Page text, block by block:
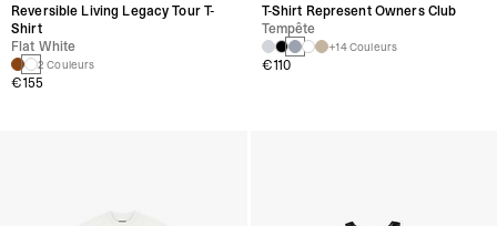
Reversible Living Legacy Tour T-
Shirt
Flat White
2 Couleurs
€155
T-Shirt Represent Owners Club
Tempête
+14 Couleurs
€110